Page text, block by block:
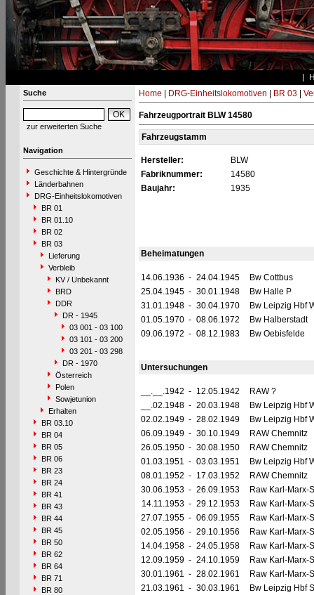
Suche
zur erweiterten Suche
Navigation
Geschichte & Hintergründe
Länderbahnen
DRG-Einheitslokomotiven
BR 01
BR 01.10
BR 02
BR 03
Lieferung
Verbleib
KV / Unbekannt
BRD
DDR
DR - 1945
03 001 - 03 100
03 101 - 03 200
03 201 - 03 298
DR - 1970
Österreich
Polen
Sowjetunion
Erhalten
BR 03.10
BR 04
BR 05
BR 06
BR 23
BR 24
BR 41
BR 43
BR 44
BR 45
BR 50
BR 62
BR 64
BR 71
BR 80
Home DRG-Einheitslokomotiven BR 03|
Fahrzeugportrait BLW 14580
Fahrzeugstamm
Hersteller:
BLW
Fabriknummer:
14580
Baujahr:
1935
Beheimatungen
14.06.1936 - 24.04.1945
Bw Cottbus
25.04.1945 - 30.01.1948
Bw Halle P
31.01.1948 - 30.04.1970
Bw Leipzig Hbf
01.05.1970 - 08.06.1972
Bw Halberstadt
09.06.1972 - 08.12.1983 Bw Oebisfelde
Untersuchungen
__.__.1942 - 12.05.1942
RAW ?
__.02.1948 - 20.03.1948
Bw Leipzig Hbf
02.02.1949 - 28.02.1949
Bw Leipzig Hbf
06.09.1949 - 30.10.1949
RAW Chemnitz
26.05.1950 - 30.08.1950
RAW Chemnitz
01.03.1951 - 03.03.1951
Bw Leipzig Hbf
08.01.1952 - 17.03.1952
RAW Chemnitz
30.06.1953 - 26.09.1953
Raw Karl-Marx-
14.11.1953 - 29.12.1953
Raw Karl-Marx-
27.07.1955 - 06.09.1955
Raw Karl-Marx-
02.05.1956 - 29.10.1956
Raw Karl-Marx-
14.04.1958 - 24.05.1958
Raw Karl-Marx-
12.09.1959 - 24.10.1959
Raw Karl-Marx-
30.01.1961 - 28.02.1961
Raw Karl-Marx-
21.03.1961 - 30.03.1961
Bw Leipzig Hbf